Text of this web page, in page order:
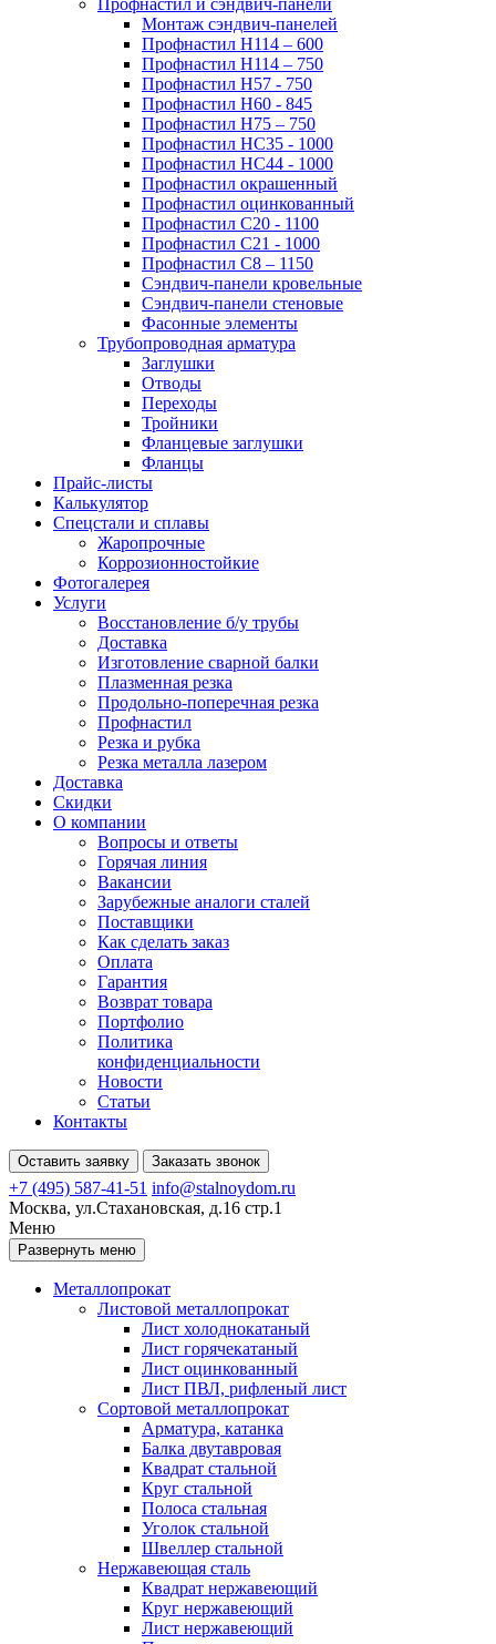
Профнастил и сэндвич-панели
Монтаж сэндвич-панелей
Профнастил Н114 – 600
Профнастил Н114 – 750
Профнастил Н57 - 750
Профнастил Н60 - 845
Профнастил Н75 – 750
Профнастил НС35 - 1000
Профнастил НС44 - 1000
Профнастил окрашенный
Профнастил оцинкованный
Профнастил С20 - 1100
Профнастил С21 - 1000
Профнастил С8 – 1150
Сэндвич-панели кровельные
Сэндвич-панели стеновые
Фасонные элементы
Трубопроводная арматура
Заглушки
Отводы
Переходы
Тройники
Фланцевые заглушки
Фланцы
Прайс-листы
Калькулятор
Спецстали и сплавы
Жаропрочные
Коррозионностойкие
Фотогалерея
Услуги
Восстановление б/у трубы
Доставка
Изготовление сварной балки
Плазменная резка
Продольно-поперечная резка
Профнастил
Резка и рубка
Резка металла лазером
Доставка
Скидки
О компании
Вопросы и ответы
Горячая линия
Вакансии
Зарубежные аналоги сталей
Поставщики
Как сделать заказ
Оплата
Гарантия
Возврат товара
Портфолио
Политика
конфиденциальности
Новости
Статьи
Контакты
Оставить заявку Заказать звонок
+7 (495) 587-41-51 info@stalnoydom.ru
Москва, ул.Стахановская, д.16 стр.1
Меню
Развернуть меню
Металлопрокат
Листовой металлопрокат
Лист холоднокатаный
Лист горячекатаный
Лист оцинкованный
Лист ПВЛ, рифленый лист
Сортовой металлопрокат
Арматура, катанка
Балка двутавровая
Квадрат стальной
Круг стальной
Полоса стальная
Уголок стальной
Швеллер стальной
Нержавеющая сталь
Квадрат нержавеющий
Круг нержавеющий
Лист нержавеющий